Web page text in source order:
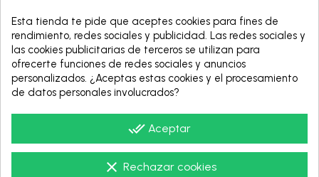
RENTING DE 12
HASTA 60 MESES
Esta tienda te pide que aceptes cookies para fines de
rendimiento, redes sociales y publicidad. Las redes sociales y
las cookies publicitarias de terceros se utilizan para
ofrecerte funciones de redes sociales y anuncios
personalizados. ¿Aceptas estas cookies y el procesamiento
de datos personales involucrados?
done_all Aceptar
clear Rechazar cookies